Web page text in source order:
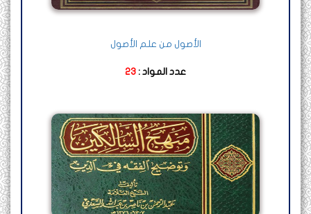
الأصول من علم الأصول
عدد المواد : 23